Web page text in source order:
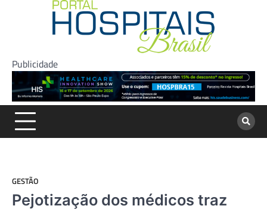
Publicidade
GESTÃO
Pejotização dos médicos traz